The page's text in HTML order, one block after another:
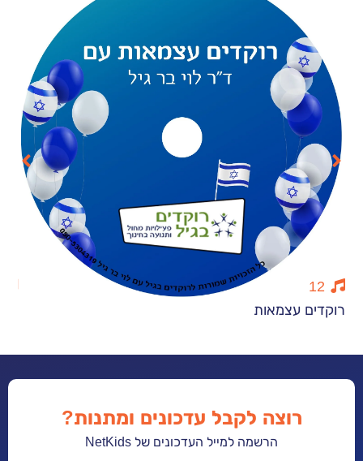
עצמאות
רוצה לקבל עדכונים ומתנות?
הרשמה למייל העדכונים של NetKids